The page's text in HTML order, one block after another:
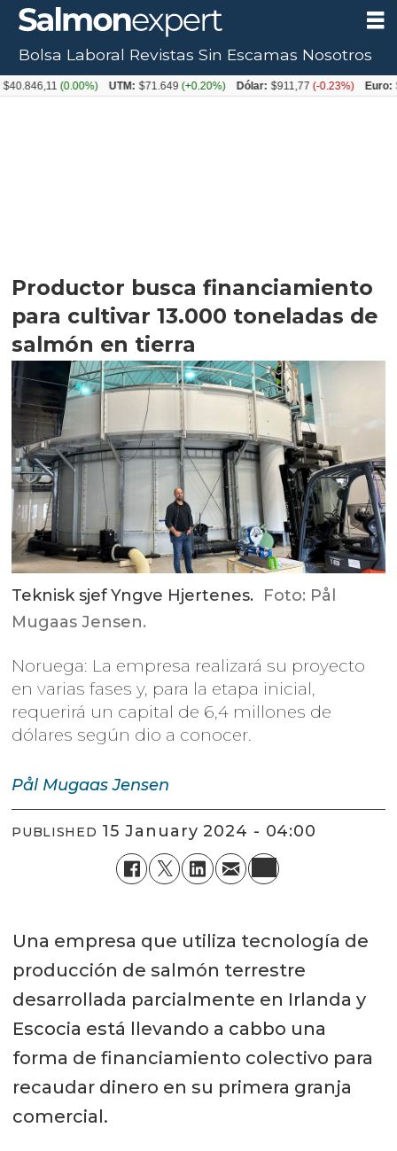
Productor busca financiamiento
para cultivar 13.000 toneladas de
salmón en tierra
Teknisk sjef Yngve Hjertenes. Foto: Pål
Mugaas Jensen.
Noruega: La empresa realizará su proyecto
en varias fases y, para la etapa inicial,
requerirá un capital de 6,4 millones de
dólares según dio a conocer.
Pål Mugaas Jensen
PUBLISHED 15 January 2024 - 04:00
Una empresa que utiliza tecnología de
producción de salmón terrestre
desarrollada parcialmente en Irlanda y
Escocia está llevando a cabbo una
forma de financiamiento colectivo para
recaudar dinero en su primera granja
comercial.
Bolsa Laboral Revistas Sin Escamas Nosotros
(0.00%) UTM: $71.649(+0.20%) Dólar: $911,77(-0.23%) Euro: